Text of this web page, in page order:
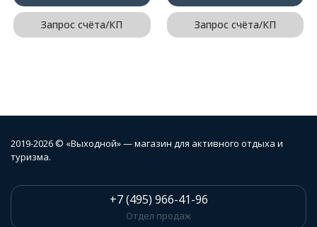
Запрос счёта/КП Запрос счёта/КП
2019-2026 © «Выходной» — магазин для активного отдыха и
туризма.
+7 (495) 966-41-96
Отдел продаж